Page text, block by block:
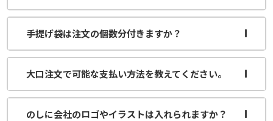
手提げ袋は注文の個数分付きますか？
大口注文で可能な支払い方法を教えてください。
のしに会社のロゴやイラストは入れられますか？